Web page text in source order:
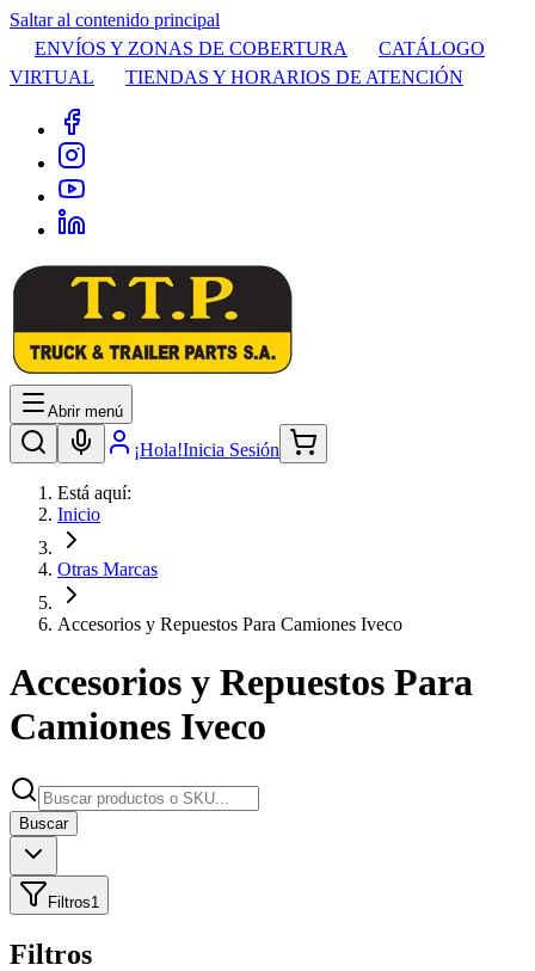
Saltar al contenido principal
ENVÍOS Y ZONAS DE COBERTURA
CATÁLOGO
VIRTUAL
TIENDAS Y HORARIOS DE ATENCIÓN
Abrir menú
¡Hola!Inicia Sesión
Está aquí:
Inicio
Otras Marcas
Accesorios y Repuestos Para Camiones Iveco
Accesorios y Repuestos Para
Camiones Iveco
Buscar
Filtros1
Filtros